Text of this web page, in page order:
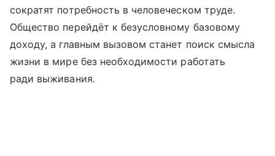
сократят потребность в человеческом труде.
Общество перейдёт к безусловному базовому
доходу, а главным вызовом станет поиск смысла
жизни в мире без необходимости работать
ради выживания.